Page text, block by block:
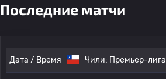
Последние матчи
Дата / Время Чили: Премьер-лига